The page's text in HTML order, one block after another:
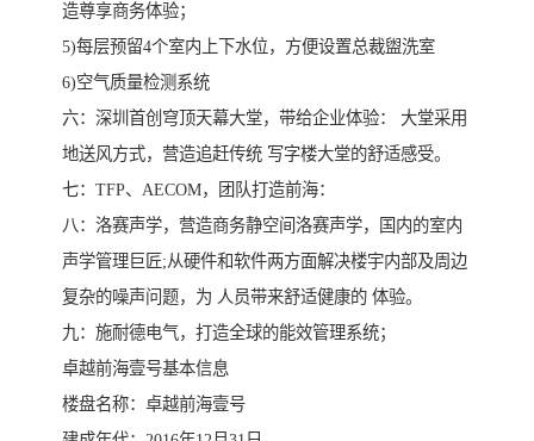
造尊享商务体验；
5)每层预留4个室内上下水位，方便设置总裁盥洗室
6)空气质量检测系统
六：深圳首创穹顶天幕大堂，带给企业体验： 大堂采用
地送风方式，营造追赶传统 写字楼大堂的舒适感受。
七：TFP、AECOM，团队打造前海：
八：洛赛声学，营造商务静空间洛赛声学，国内的室内
声学管理巨匠;从硬件和软件两方面解决楼宇内部及周边
复杂的噪声问题，为 人员带来舒适健康的 体验。
九：施耐德电气，打造全球的能效管理系统；
卓越前海壹号基本信息
楼盘名称：卓越前海壹号